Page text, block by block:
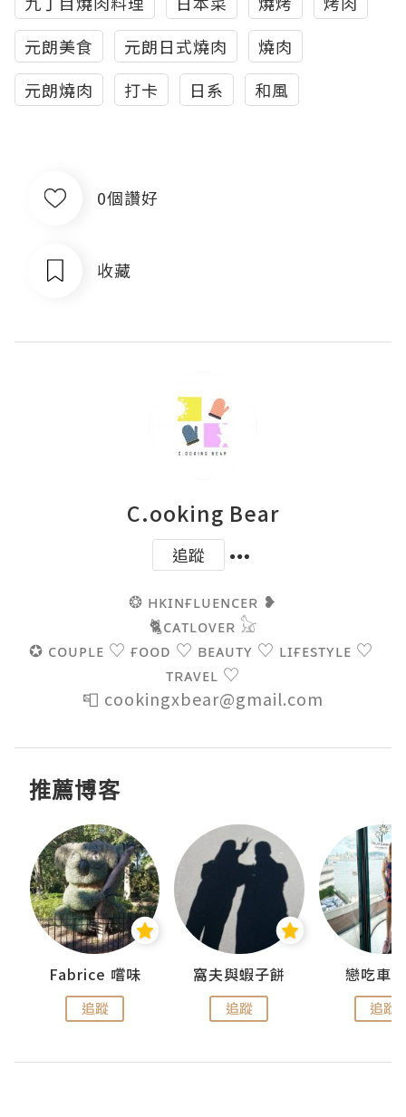
元朗美食
元朗日式燒肉
燒肉
元朗燒肉
打卡 日系 和風
0個讚好
收藏
C.ooking Bear
追蹤
❂ ʜᴋɪɴғʟᴜᴇɴᴄᴇʀ ❥
🐈ᴄᴀᴛʟᴏᴠᴇʀ 𓃠
✪ ᴄᴏᴜᴘʟᴇ ♡ ғᴏᴏᴅ ♡ ʙᴇᴀᴜᴛʏ ♡ ʟɪғᴇsᴛʏʟᴇ ♡
ᴛʀᴀᴠᴇʟ ♡
📮 cookingxbear@gmail.com
推薦博客
Fabrice 嚐味
追蹤
窩夫與蝦子餅
追蹤
戀吃車
追蹤